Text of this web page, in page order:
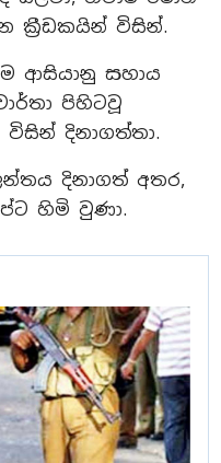
ක්‍රීඩකයින් විසින්.
ආසියානු සහාය
පිහිටවූ
දිනාගත්තා.
දිනාගත් අතර,
හිමි වුණා.